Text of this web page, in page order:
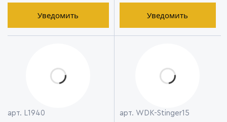
Уведомить Уведомить
арт. L1940 арт. WDK-Stinger15